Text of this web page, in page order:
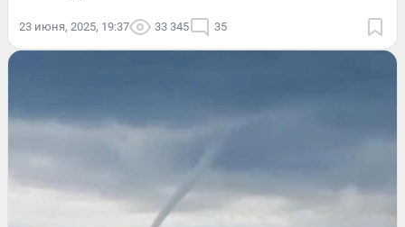
23 июня, 2025, 19:37 33 345 35